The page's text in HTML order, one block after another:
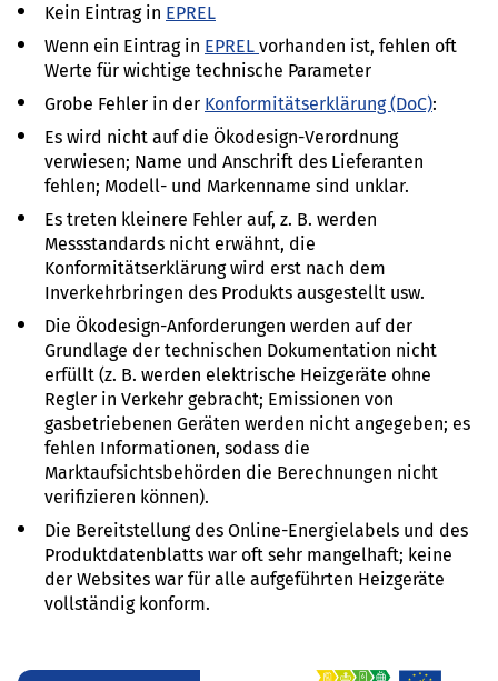
Kein Eintrag in EPREL
Wenn ein Eintrag in EPREL vorhanden ist, fehlen oft
Werte für wichtige technische Parameter
Grobe Fehler in der Konformitätserklärung (DoC):
Es wird nicht auf die Ökodesign-Verordnung
verwiesen; Name und Anschrift des Lieferanten
fehlen; Modell- und Markenname sind unklar.
Es treten kleinere Fehler auf, z. B. werden
Messstandards nicht erwähnt, die
Konformitätserklärung wird erst nach dem
Inverkehrbringen des Produkts ausgestellt usw.
Die Ökodesign-Anforderungen werden auf der
Grundlage der technischen Dokumentation nicht
erfüllt (z. B. werden elektrische Heizgeräte ohne
Regler in Verkehr gebracht; Emissionen von
gasbetriebenen Geräten werden nicht angegeben; es
fehlen Informationen, sodass die
Marktaufsichtsbehörden die Berechnungen nicht
verifizieren können).
Die Bereitstellung des Online-Energielabels und des
Produktdatenblatts war oft sehr mangelhaft; keine
der Websites war für alle aufgeführten Heizgeräte
vollständig konform.